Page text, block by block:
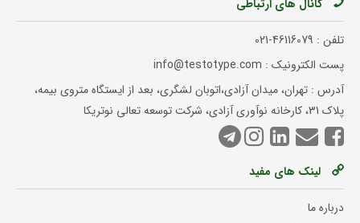
کانال های ارتباطی
تلفن : 021-46116079
پست الکترونیک : info@testotype.com
آدرس : تهران، میدان آزادی،اتوبان لشگری، بعد از ایستگاه متروی بیمه،
پلاک 31، کارخانه نوآوری آزادی، شرکت توسعه تعالی نوتریکا
لینک های مفید
درباره ما